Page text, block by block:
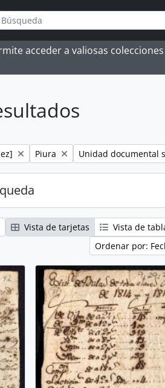
options
acceder a valiosas
Remove filter:
Piura Remove filter:
Unidad documental
Vista de tarjetas
Vista de
Ordenar por: